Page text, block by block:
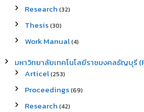
Research (32)
Thesis(30)
Work Manual(4)
มหาวิทยาลัยเทคโนโลยีราชมงคลธัญบุรี
Articel(253)
Proceedings(69)
Research (42)